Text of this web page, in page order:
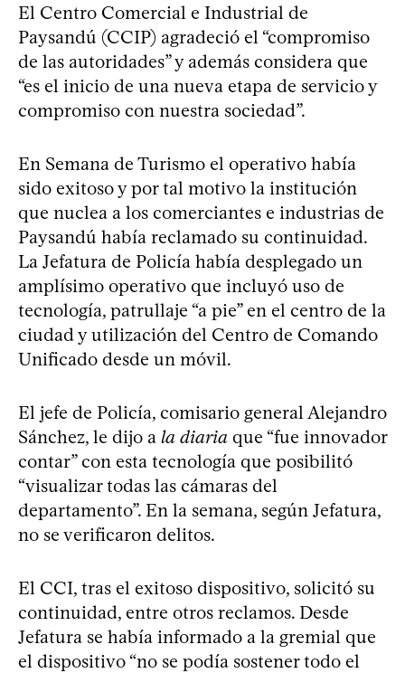
El Centro Comercial e Industrial de
Paysandú (CCIP) agradeció el “compromiso
de las autoridades” y además considera que
“es el inicio de una nueva etapa de servicio y
compromiso con nuestra sociedad”.
En Semana de Turismo el operativo había
sido exitoso y por tal motivo la institución
que nuclea a los comerciantes e industrias de
Paysandú había reclamado su continuidad.
La Jefatura de Policía había desplegado un
amplísimo operativo que incluyó uso de
tecnología, patrullaje “a pie” en el centro de la
ciudad y utilización del Centro de Comando
Unificado desde un móvil.
El jefe de Policía, comisario general Alejandro
Sánchez, le dijo a la diaria que “fue innovador
contar” con esta tecnología que posibilitó
“visualizar todas las cámaras del
departamento”. En la semana, según Jefatura,
no se verificaron delitos.
El CCI, tras el exitoso dispositivo, solicitó su
continuidad, entre otros reclamos. Desde
Jefatura se había informado a la gremial que
el dispositivo “no se podía sostener todo el